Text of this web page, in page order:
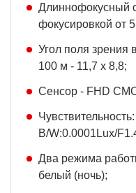
Длиннофокусный
фокусировкой от
Угол поля зрения
100 м - 11,7 х 8,8;
Сенсор - FHD
B/W:0.0001Lux/
Два режима
белый (ночь);